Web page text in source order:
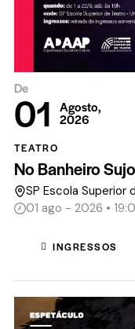
De
01 Agosto,
2026
TEATRO
No Banheiro
SP Escola
01 ago - 2026 •
INGRESSOS